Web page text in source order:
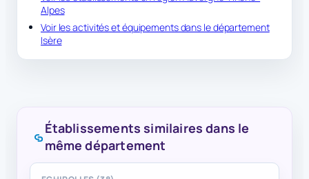
Établissements similaires dans le
même département
Alpes
Voir les activités et équipements dans le département
Isère